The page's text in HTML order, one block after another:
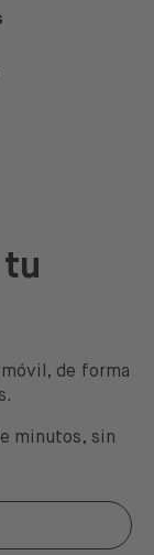
tu
de forma
minutos, sin